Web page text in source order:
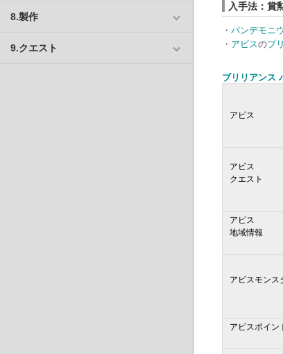
8.製作
9.クエスト
入手法：賞
・ パンデモニ
・ アビスのプ
ブリリアンス
アビス
アビス
クエスト
アビス
地域情報
アビスモンス
アビスポイン